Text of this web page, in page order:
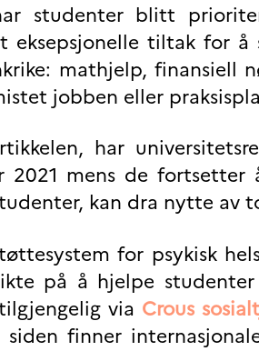
studenter blitt
eksepsjonelle tiltak for
mathjelp, finansiell
jobben eller
har
2021 mens de
kan dra nytte av
for psykisk
på å hjelpe
via Crous
finner